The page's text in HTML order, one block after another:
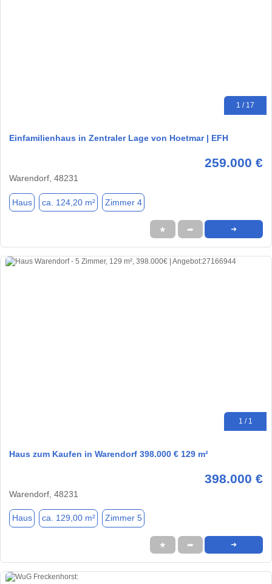
1 / 17
Einfamilienhaus in Zentraler Lage von Hoetmar | EFH
259.000 €
Warendorf, 48231
Haus ca. 124,20 m² Zimmer 4
★ ➦ ➜
1 / 1
Haus zum Kaufen in Warendorf 398.000 € 129 m²
398.000 €
Warendorf, 48231
Haus ca. 129,00 m² Zimmer 5
★ ➦ ➜